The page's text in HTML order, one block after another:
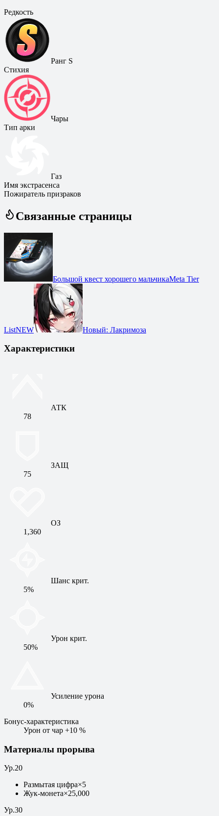
Редкость
Ранг S
Стихия
Чары
Тип арки
Газ
Имя экстрасенса
Пожиратель призраков
Связанные страницы
Большой квест хорошего мальчикаMeta Tier
ListNEW Новый: Лакримоза
Характеристики
АТК
78
ЗАЩ
75
ОЗ
1,360
Шанс крит.
5%
Урон крит.
50%
Усиление урона
0%
Бонус-характеристика
Урон от чар +10 %
Материалы прорыва
Ур.20
Размытая цифра×5
Жук-монета×25,000
Ур.30